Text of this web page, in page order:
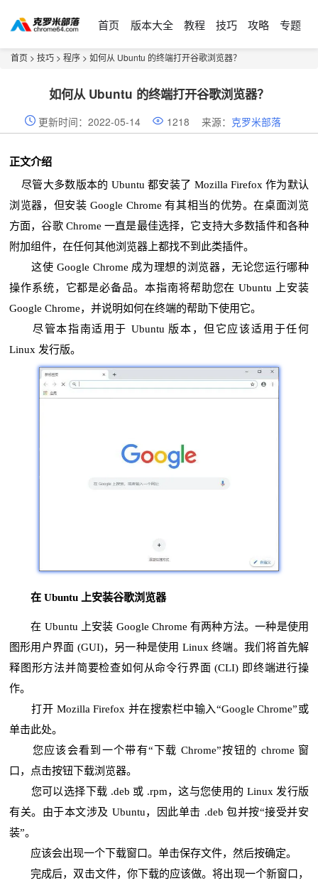
首页 版本大全 教程 技巧 攻略 专题
首页 > 技巧 > 程序 > 如何从 Ubuntu 的终端打开谷歌浏览器？
如何从 Ubuntu 的终端打开谷歌浏览器？
更新时间：2022-05-14 1218 来源： 克罗米部落
正文介绍
尽管大多数版本的 Ubuntu 都安装了 Mozilla Firefox 作为默认
浏览器，但安装 Google Chrome 有其相当的优势。在桌面浏览
方面，谷歌 Chrome 一直是最佳选择，它支持大多数插件和各种
附加组件，在任何其他浏览器上都找不到此类插件。
这使 Google Chrome 成为理想的浏览器，无论您运行哪种
操作系统，它都是必备品。本指南将帮助您在 Ubuntu 上安装
Google Chrome，并说明如何在终端的帮助下使用它。
尽管本指南适用于 Ubuntu 版本，但它应该适用于任何
Linux 发行版。
在 Ubuntu 上安装谷歌浏览器
在 Ubuntu 上安装 Google Chrome 有两种方法。一种是使用
图形用户界面 (GUI)，另一种是使用 Linux 终端。我们将首先解
释图形方法并简要检查如何从命令行界面 (CLI) 即终端进行操
作。
打开 Mozilla Firefox 并在搜索栏中输入“Google Chrome”或
单击此处。
您应该会看到一个带有“下载 Chrome”按钮的 chrome 窗
口，点击按钮下载浏览器。
您可以选择下载 .deb 或 .rpm，这与您使用的 Linux 发行版
有关。由于本文涉及 Ubuntu，因此单击 .deb 包并按“接受并安
装”。
应该会出现一个下载窗口。单击保存文件，然后按确定。
完成后，双击文件，你下载的应该做。将出现一个新窗口，